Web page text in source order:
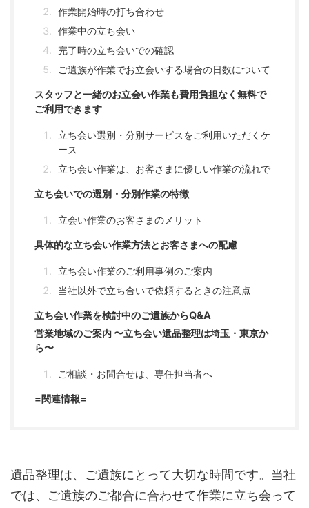
作業開始時の打ち合わせ
作業中の立ち会い
完了時の立ち会いでの確認
ご遺族が作業でお立会いする場合の日数について
スタッフと一緒のお立会い作業も費用負担なく無料で
ご利用できます
立ち会い選別・分別サービスをご利用いただくケ
ース
立ち会い作業は、お客さまに優しい作業の流れで
立ち会いでの選別・分別作業の特徴
立会い作業のお客さまのメリット
具体的な立ち会い作業方法とお客さまへの配慮
立ち会い作業のご利用事例のご案内
当社以外で立ち合いで依頼するときの注意点
立ち会い作業を検討中のご遺族からQ&A
営業地域のご案内 〜立ち会い遺品整理は埼玉・東京か
ら〜
ご相談・お問合せは、専任担当者へ
=関連情報=
遺品整理は、ご遺族にとって大切な時間です。当社
では、ご遺族のご都合に合わせて作業に立ち会って